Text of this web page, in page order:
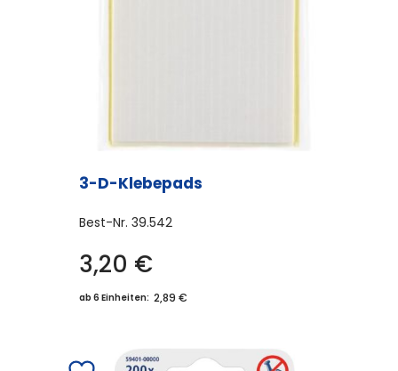
3-D-Klebepads
Best-Nr. 39.542
3,20 €
ab 6 Einheiten: 2,89 €